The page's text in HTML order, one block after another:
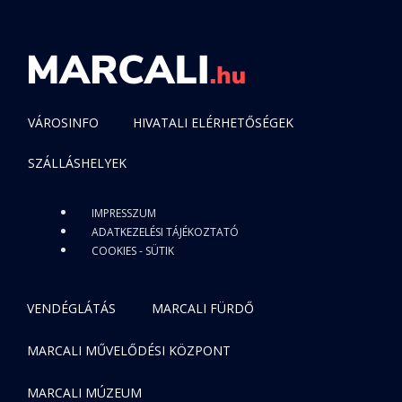
VÁROSINFO HIVATALI ELÉRHETŐSÉGEK
SZÁLLÁSHELYEK
IMPRESSZUM
ADATKEZELÉSI TÁJÉKOZTATÓ
COOKIES - SÜTIK
VENDÉGLÁTÁS MARCALI FÜRDŐ
MARCALI MŰVELŐDÉSI KÖZPONT
MARCALI MÚZEUM